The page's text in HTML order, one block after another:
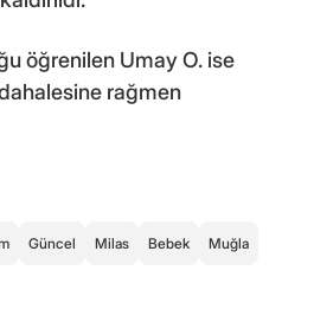
öğrenilen Umay O. ise
rağmen
Güncel Milas Bebek Muğla